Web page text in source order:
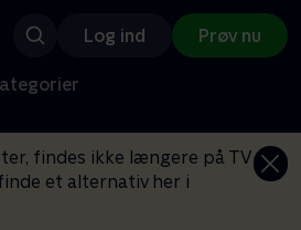
Log ind Prøv nu
findes ikke længere på TV
et alternativ her i